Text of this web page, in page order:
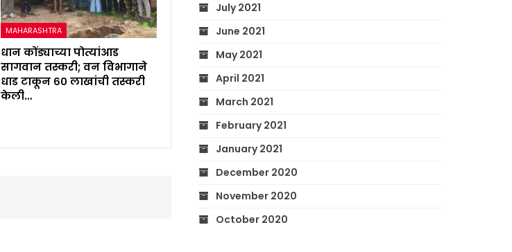
MAHARASHTRA
धान कोंड्याच्या पोत्यांआड
सागवान तस्करी; वन विभागाने
धाड टाकून ६० लाखांची तस्करी
केली…
July 2021
June 2021
May 2021
April 2021
March 2021
February 2021
January 2021
December 2020
November 2020
October 2020